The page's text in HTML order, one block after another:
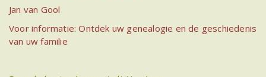
Jan van Gool
Voor informatie: Ontdek uw genealogie en de geschiedenis
van uw familie